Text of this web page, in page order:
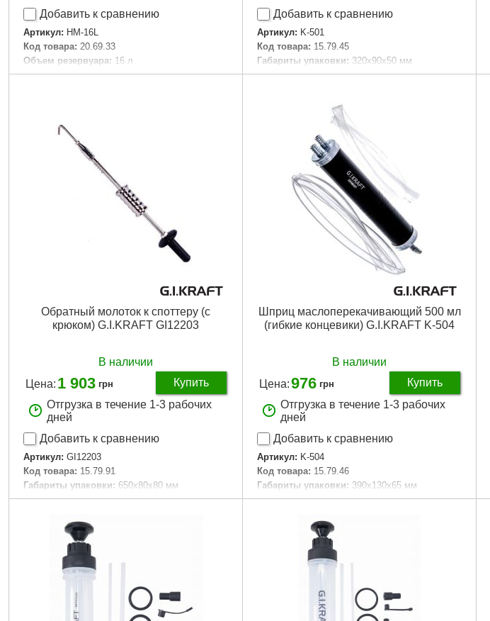
Добавить к сравнению
Артикул: HM-16L
Код товара: 20.69.33
Объем резервуара: 16 л
Габариты упаковки: 170x590x455 мм
Добавить к сравнению
Артикул: K-501
Код товара: 15.79.45
Габариты упаковки: 320x90x50 мм
Вес брутто: 700 г
Подробнее...
Обратный молоток к споттеру (с
крюком) G.I.KRAFT GI12203
В наличии
Цена: 1 903 грн
Купить
Отгрузка в течение 1-3 рабочих
дней
Добавить к сравнению
Артикул: GI12203
Код товара: 15.79.91
Габариты упаковки: 650x80x80 мм
Вес брутто: 220 г
Подробнее...
Шприц маслоперекачивающий 500 мл
(гибкие концевики) G.I.KRAFT K-504
В наличии
Цена:976 грн
Купить
Отгрузка в течение 1-3 рабочих
дней
Добавить к сравнению
Артикул: K-504
Код товара: 15.79.46
Габариты упаковки: 390x130x65 мм
Вес брутто: 1,194 г
Подробнее...